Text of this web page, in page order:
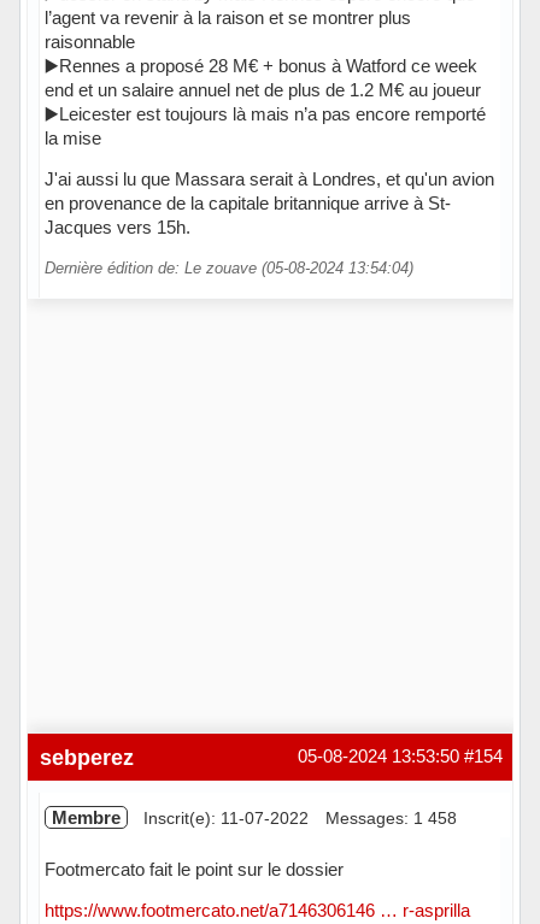
l’agent va revenir à la raison et se montrer plus
raisonnable
▶️Rennes a proposé 28 M€ + bonus à Watford ce week
end et un salaire annuel net de plus de 1.2 M€ au joueur
▶️Leicester est toujours là mais n’a pas encore remporté
la mise
J'ai aussi lu que Massara serait à Londres, et qu'un avion
en provenance de la capitale britannique arrive à St-
Jacques vers 15h.
Dernière édition de: Le zouave (05-08-2024 13:54:04)
#154
05-08-2024 13:53:50
sebperez
Membre Inscrit(e): 11-07-2022 Messages: 1 458
Footmercato fait le point sur le dossier
https://www.footmercato.net/a7146306146 … r-asprilla